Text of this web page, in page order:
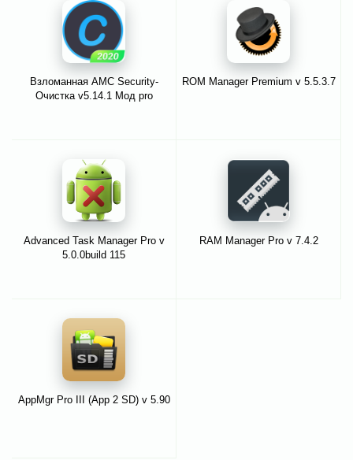
Взломанная AMC Security-
Очистка v5.14.1 Мод pro
ROM Manager Premium v 5.5.3.7
Advanced Task Manager Pro v
5.0.0build 115
RAM Manager Pro v 7.4.2
AppMgr Pro III (App 2 SD) v 5.90